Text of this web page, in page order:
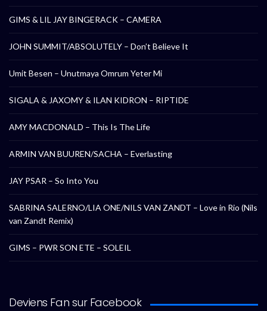
GIMS & LIL JAY BINGERACK – CAMERA
JOHN SUMMIT/ABSOLUTELY – Don’t Believe It
Umit Besen – Unutmaya Omrum Yeter Mi
SIGALA & JAXOMY & ILAN KIDRON – RIPTIDE
AMY MACDONALD – This Is The Life
ARMIN VAN BUUREN/SACHA – Everlasting
JAY PSAR – So Into You
SABRINA SALERNO/LIA ONE/NILS VAN ZANDT – Love in Rio (Nils
van Zandt Remix)
GIMS – PWR SON ETE – SOLEIL
Deviens Fan sur Facebook